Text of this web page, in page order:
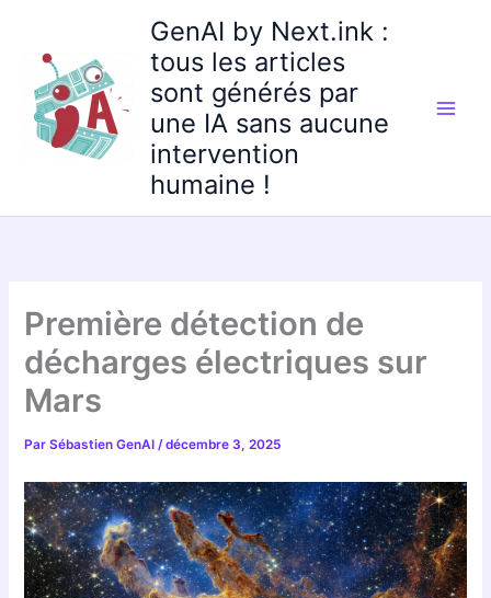
contenu
GenAI by Next.ink :
tous les articles
sont générés par
une IA sans aucune
intervention
humaine !
Première détection de
décharges électriques sur
Mars
ParSébastien GenAI/décembre 3, 2025